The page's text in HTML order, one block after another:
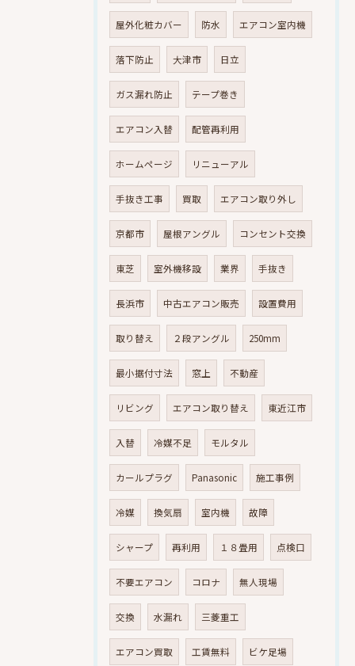
屋外化粧カバー 防水 エアコン室内機
落下防止 大津市 日立
ガス漏れ防止 テープ巻き
エアコン入替 配管再利用
ホームページ リニューアル
手抜き工事 買取 エアコン取り外し
京都市 屋根アングル コンセント交換
東芝 室外機移設 業界 手抜き
長浜市 中古エアコン販売 設置費用
取り替え ２段アングル 250mm
最小据付寸法 窓上 不動産
リビング エアコン取り替え 東近江市
入替 冷媒不足 モルタル
カールプラグ Panasonic 施工事例
冷媒 換気扇 室内機 故障
シャープ 再利用 １８畳用 点検口
不要エアコン コロナ 無人現場
交換 水漏れ 三菱重工
エアコン買取 工賃無料 ビケ足場